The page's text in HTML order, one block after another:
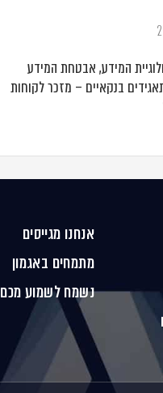
המידע, אבטחת המידע
בנקאיים – מזכר לקוחות
אנחנו מגייסים
מתמחים באגמון
נשמח לשמוע מכם